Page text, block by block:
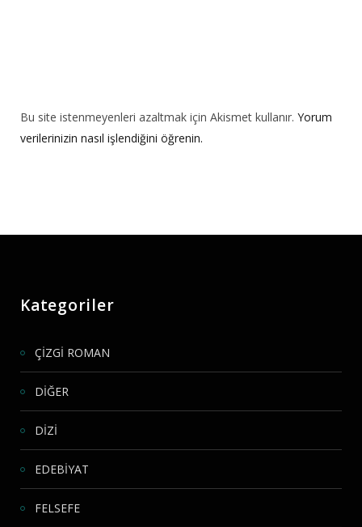
Bu site istenmeyenleri azaltmak için Akismet kullanır. Yorum
verilerinizin nasıl işlendiğini öğrenin.
Kategoriler
ÇİZGİ ROMAN
DİĞER
DİZİ
EDEBİYAT
FELSEFE